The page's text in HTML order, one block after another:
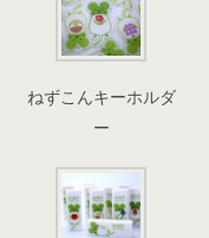
ねずこんキーホルダ
ー